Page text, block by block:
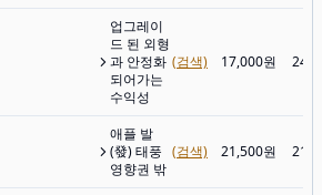
업그레이
드 된 외형
과 안정화
되어가는
수익성
(검색) 17,000원
애플 발
(發) 태풍
영향권 밖
(검색) 21,500원